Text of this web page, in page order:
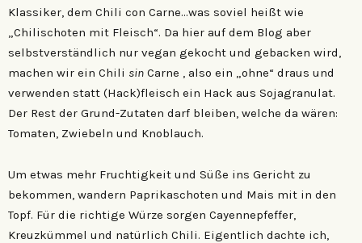
Klassiker, dem Chili con Carne…was soviel heißt wie
„Chilischoten mit Fleisch“. Da hier auf dem Blog aber
selbstverständlich nur vegan gekocht und gebacken wird,
machen wir ein Chili sin Carne , also ein „ohne“ draus und
verwenden statt (Hack)fleisch ein Hack aus Sojagranulat.
Der Rest der Grund-Zutaten darf bleiben, welche da wären:
Tomaten, Zwiebeln und Knoblauch.
Um etwas mehr Fruchtigkeit und Süße ins Gericht zu
bekommen, wandern Paprikaschoten und Mais mit in den
Topf. Für die richtige Würze sorgen Cayennepfeffer,
Kreuzkümmel und natürlich Chili. Eigentlich dachte ich,